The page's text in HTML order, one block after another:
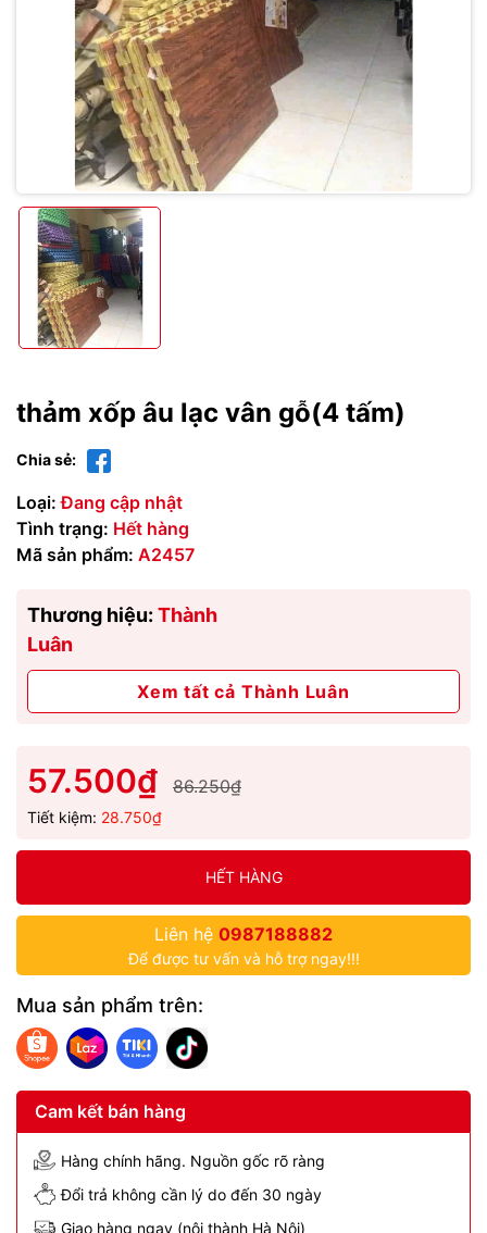
thảm xốp âu lạc vân gỗ(4 tấm)
Chia sẻ:
Loại: Đang cập nhật
Tình trạng: Hết hàng
Mã sản phẩm: A2457
Thương hiệu: Thành
Luân
Xem tất cả Thành Luân
57.500₫ 86.250₫
Tiết kiệm: 28.750₫
HẾT HÀNG
Liên hệ 0987188882
Để được tư vấn và hỗ trợ ngay!!!
Mua sản phẩm trên:
Cam kết bán hàng
Hàng chính hãng. Nguồn gốc rõ ràng
Đổi trả không cần lý do đến 30 ngày
Giao hàng ngay (nội thành Hà Nội)